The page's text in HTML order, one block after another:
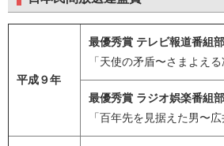
平成９年
最優秀賞 テレビ報道番組
「天使の矛盾〜さまよえる
最優秀賞 ラジオ娯楽番組
「百年先を見据えた男〜広